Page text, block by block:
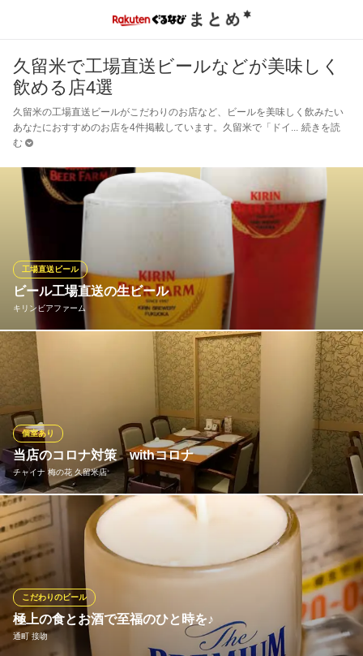
久留米で工場直送ビールなどが美味しく
飲める店4選
久留米の工場直送ビールがこだわりのお店など、ビールを美味しく飲みたい
あなたにおすすめのお店を4件掲載しています。久留米で「ドイ
続きを読
む
ビール工場直送の生ビール
キリンビアファーム
工場直送ビール
キリンビール工場直送のドラフトビールがお楽しみいただけま
す。 6種類の生ビールをご用意しております。 他ではなかなか味
合うことの出来ない直送ビールがお肉との相性も抜群です！
キリンビアファーム
工場隣接ビアレストラン
甘木鉄道甘木線太刀洗駅 徒歩12分
福岡県朝倉市馬田3205-7
当店のコロナ対策 withコロナ
チャイナ 梅の花 久留米店
個室あり
個室完備。広間席は間仕切りカーテンを設置。 安心してお食事頂
けます。
チャイナ 梅の花 久留米店
創作中華料理
ＪＲ久大本線久留米駅 徒歩3分
福岡県久留米市城南町5-26 ブリヂストン前
極上の食とお酒で至福のひと時を♪
通町 接吻
こだわりのビール